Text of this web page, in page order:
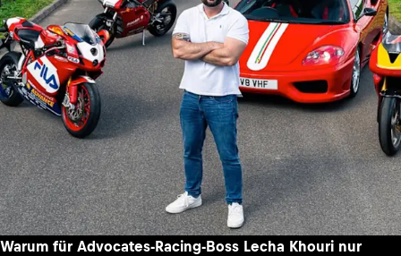
Warum für Advocates-Racing-Boss Lecha Khouri nur